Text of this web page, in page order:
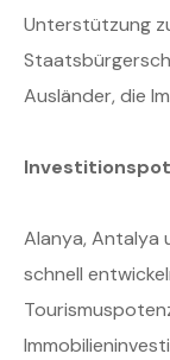
Unterstützung
Ausländer, die
Alanya, Antalya
schnell